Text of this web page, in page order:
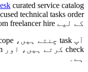
کے لیے random freelancer hire کرنے کی بجائے۔
ہے۔